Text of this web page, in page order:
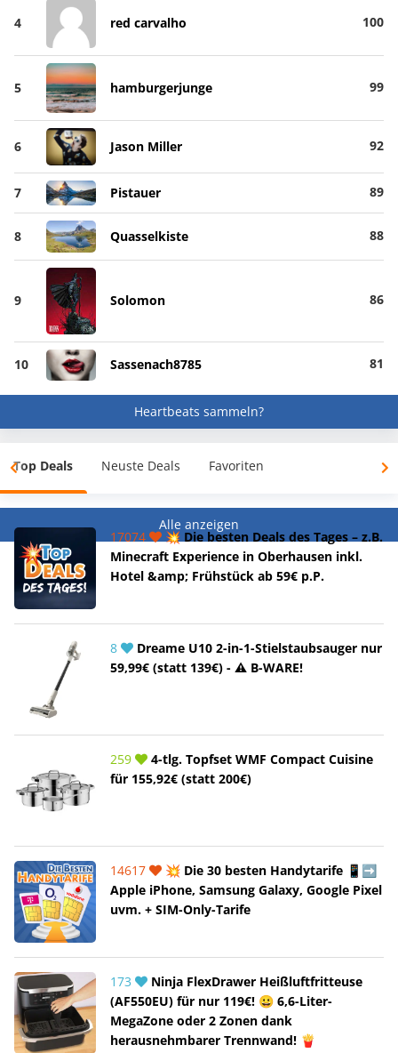
4 red carvalho 100
5 hamburgerjunge 99
6 Jason Miller 92
7 Pistauer 89
8 Quasselkiste 88
9 Solomon 86
10 Sassenach8785 81
Heartbeats sammeln?
Top Deals Neuste Deals Favoriten
Alle anzeigen
17074
💥 Die besten Deals des Tages – z.B.
Minecraft Experience in Oberhausen inkl.
Hotel &amp; Frühstück ab 59€ p.P.
8
Dreame U10 2-in-1-Stielstaubsauger nur
59,99€ (statt 139€) - ⚠️ B-WARE!
259
4-tlg. Topfset WMF Compact Cuisine
für 155,92€ (statt 200€)
14617
💥 Die 30 besten Handytarife 📱➡️
Apple iPhone, Samsung Galaxy, Google Pixel
uvm. + SIM-Only-Tarife
173
Ninja FlexDrawer Heißluftfritteuse
(AF550EU) für nur 119€! 😀 6,6-Liter-
MegaZone oder 2 Zonen dank
herausnehmbarer Trennwand! 🍟